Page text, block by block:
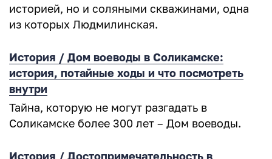
историей, но и соляными скважинами, одна
из которых Людмилинская.
История / Дом воеводы в Соликамске:
история, потайные ходы и что посмотреть
внутри
Тайна, которую не могут разгадать в
Соликамске более 300 лет – Дом воеводы.
История / Достопримечательность в